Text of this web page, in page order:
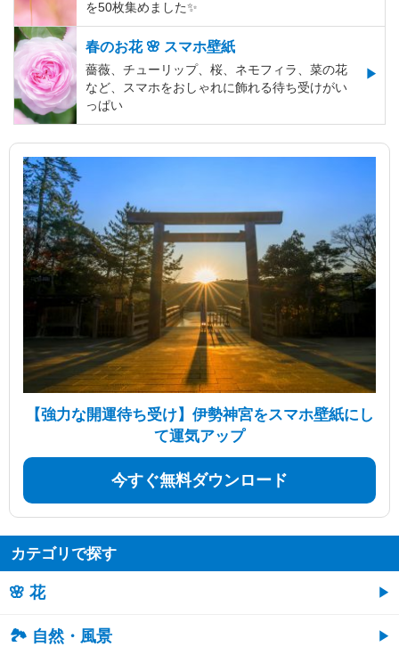
を50枚集めました✨️
春のお花 🌸 スマホ壁紙
薔薇、チューリップ、桜、ネモフィラ、菜の花
など、スマホをおしゃれに飾れる待ち受けがい
っぱい
【強力な開運待ち受け】伊勢神宮をスマホ壁紙にし
て運気アップ
今すぐ無料ダウンロード
カテゴリで探す
🌸 花
🏞️ 自然・風景